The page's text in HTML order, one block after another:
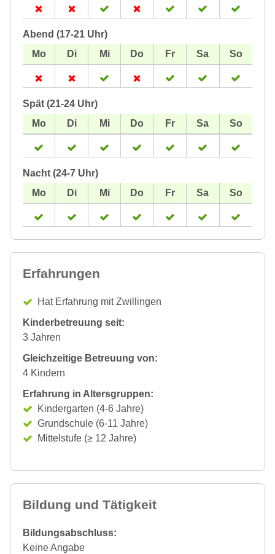
Abend (17-21 Uhr)
Spät (21-24 Uhr)
Nacht (24-7 Uhr)
Erfahrungen
Hat Erfahrung mit Zwillingen
Kinderbetreuung seit:
3 Jahren
Gleichzeitige Betreuung von:
4 Kindern
Erfahrung in Altersgruppen:
Kindergarten (4-6 Jahre)
Grundschule (6-11 Jahre)
Mittelstufe (≥ 12 Jahre)
Bildung und Tätigkeit
Bildungsabschluss:
Keine Angabe